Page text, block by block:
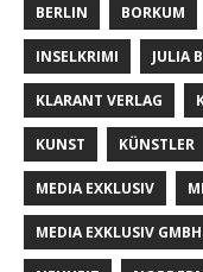
BERLIN BORKUM
INSELKRIMI JULIA
KLARANT VERLAG
KUNST KÜNSTLER
MEDIA EXKLUSIV
MEDIA EXKLUSIV GMBH